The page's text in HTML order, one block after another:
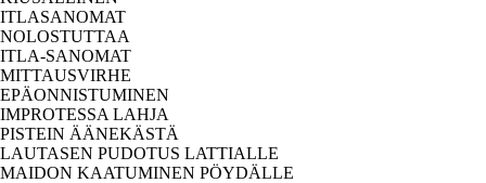
ITLASANOMAT
NOLOSTUTTAA
ITLA-SANOMAT
MITTAUSVIRHE
EPÄONNISTUMINEN
IMPROTESSA LAHJA
PISTEIN ÄÄNEKÄSTÄ
LAUTASEN PUDOTUS LATTIALLE
MAIDON KAATUMINEN PÖYDÄLLE